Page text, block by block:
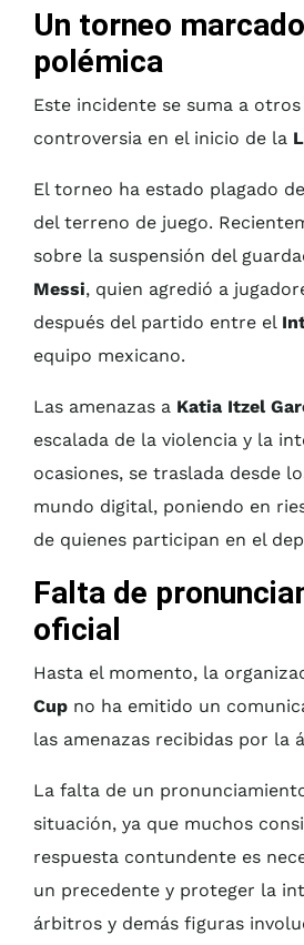
Un torneo
polémica
Este incidente se suma a
controversia en el inicio de la
El torneo ha estado plagado
del terreno de juego.
sobre la suspensión del
Messi, quien agredió a
después del partido entre el
equipo mexicano.
Las amenazas a Katia Itzel
escalada de la violencia y la
ocasiones, se traslada desde
mundo digital, poniendo en
de quienes participan en el
Falta de
oficial
Hasta el momento, la
Cup no ha emitido un
las amenazas recibidas por la
La falta de un
situación, ya que muchos
respuesta contundente es
un precedente y proteger la
árbitros y demás figuras